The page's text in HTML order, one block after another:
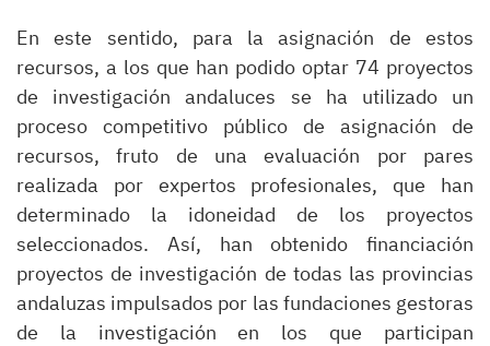
En este sentido, para la asignación de estos
recursos, a los que han podido optar 74 proyectos
de investigación andaluces se ha utilizado un
proceso competitivo público de asignación de
recursos, fruto de una evaluación por pares
realizada por expertos profesionales, que han
determinado la idoneidad de los proyectos
seleccionados. Así, han obtenido financiación
proyectos de investigación de todas las provincias
andaluzas impulsados por las fundaciones gestoras
de la investigación en los que participan